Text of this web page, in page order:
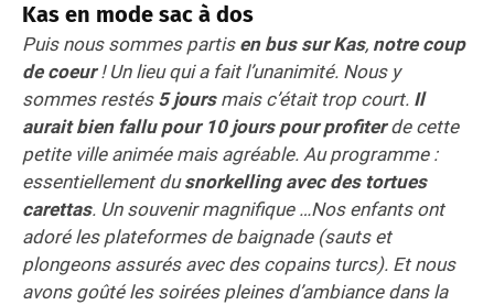
Kas en mode sac à dos
Puis nous sommes partis en bus sur Kas, notre coup
de coeur! Un lieu qui a fait l’unanimité. Nous y
sommes restés 5 joursmais c’était trop court. Il
aurait bien fallu pour 10 jours pour profiterde cette
petite ville animée mais agréable. Au programme :
essentiellement dusnorkelling avec des tortues
carettas. Un souvenir magnifique …Nos enfants ont
adoré les plateformes de baignade (sauts et
plongeons assurés avec des copains turcs). Et nous
avons goûté les soirées pleines d’ambiance dans la